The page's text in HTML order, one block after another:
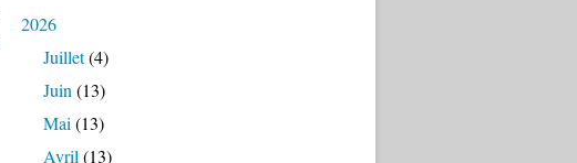
2026
Juillet(4)
Juin (13)
Mai (13)
Avril (13)